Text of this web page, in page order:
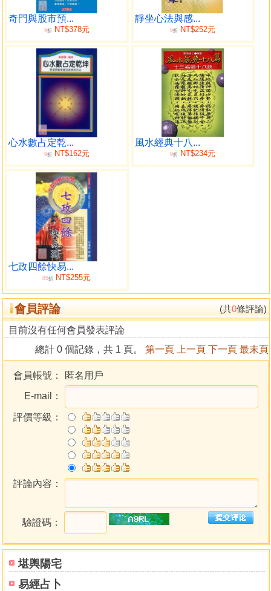
堪輿陽宅
易經占卜
人體氣血的主要道路
五行運用於針法補瀉
五行相生含義
五行生剋制化宜忌
五行生剋對應臟腑和疾病
怡悅療法
扁蒀治虢國太子相思病
熬石見真情
葉天士傳奇醫案
各類疾病所屬五行
第二章 行星星座與健康的關係
行星的特性與疾病的關係
十二星座的特性與疾病的關係
第三章 中醫陰陽臟腑學說
虛實
星宮的性情與陰陽
中醫臟腑學說
心的功能
肝的功能
脾的功能
肺的功能
第四章 天文醫學五運六氣
五運六氣簡介
中運
主運
五運主病及治法研究
九宮八風的意義
方位配置不良所出現的疾病
大平聖專方論女子盛衰法
十二辟卦與節氣的關係
二十四節氣自然氣候與現象
十二辟卦與人體生物節律
十二辟卦與人體生理時間
第五章 經絡學說
奇門與股市預...
9折NT$378元
靜坐心法與感...
9折 NT$252元
心水數占定乾...
9折NT$162元
風水經典十八...
9折 NT$234元
七政四餘快易...
85折 NT$255元
會員評論 (共0條評論)
目前沒有任何會員發表評論
總計 0 個記錄，共 1 頁。 第一頁 上一頁 下一頁 最末頁
會員帳號：
匿名用戶
E-mail：
評價等級：
評論內容：
驗證碼：